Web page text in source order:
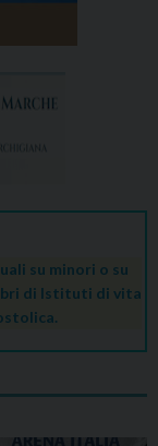
su minori o su
di Istituti di vita